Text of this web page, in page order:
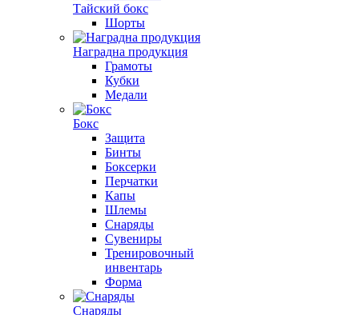
Тайский бокс
Шорты
Наградна продукция
Грамоты
Кубки
Медали
Бокс
Защита
Бинты
Боксерки
Перчатки
Капы
Шлемы
Снаряды
Сувениры
Тренировочный
инвентарь
Форма
Снаряды